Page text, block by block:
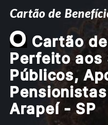
Cartão de
O Cartão
Perfeito aos
Públicos,
Arapeí - SP